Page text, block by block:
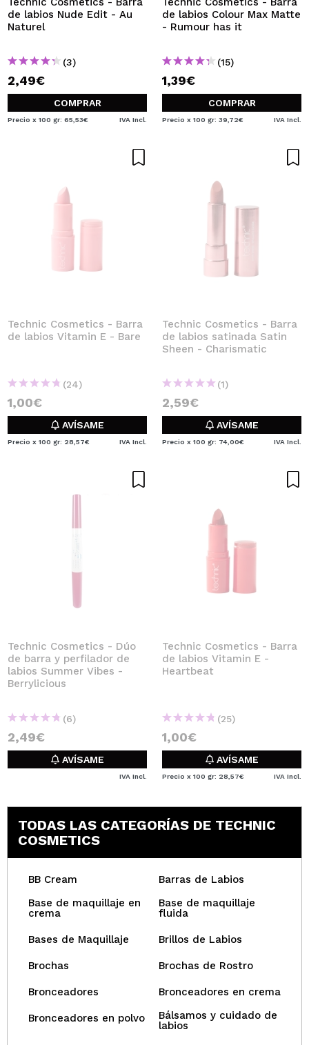
de labios Nude Edit - Au
Naturel
(3)
2,49€
COMPRAR
Precio x 100 gr: 65,53€ IVA Incl.
de labios Colour Max Matte
- Rumour has it
(15)
1,39€
COMPRAR
Precio x 100 gr: 39,72€ IVA Incl.
Technic Cosmetics - Barra
de labios Vitamin E - Bare
(24)
1,00€
AVÍSAME
Precio x 100 gr: 28,57€ IVA Incl.
Technic Cosmetics - Barra
de labios satinada Satin
Sheen - Charismatic
(1)
2,59€
AVÍSAME
Precio x 100 gr: 74,00€ IVA Incl.
Technic Cosmetics - Dúo
de barra y perfilador de
labios Summer Vibes -
Berrylicious
(6)
2,49€
AVÍSAME
IVA Incl.
Technic Cosmetics - Barra
de labios Vitamin E -
Heartbeat
(25)
1,00€
AVÍSAME
Precio x 100 gr: 28,57€ IVA Incl.
TODAS LAS CATEGORÍAS DE TECHNIC
COSMETICS
BB Cream
Barras de Labios
Base de maquillaje en
crema
Base de maquillaje
fluida
Bases de Maquillaje Brillos de Labios
Brochas Brochas de Rostro
Bronceadores Bronceadores en crema
Bronceadores en polvo
Bálsamos y cuidado de
labios